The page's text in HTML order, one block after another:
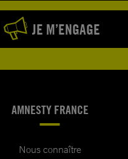
JE M’ENGAGE
AMNESTY FRANCE
Nous connaître